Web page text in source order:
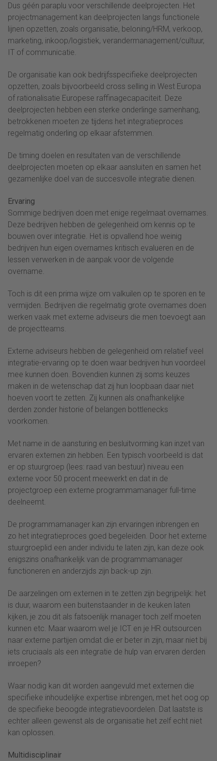
Dus géén paraplu voor verschillende deelprojecten. Het
projectmanagement kan deelprojecten langs functionele
lijnen opzetten, zoals organisatie, beloning/HRM, verkoop,
marketing, inkoop/logistiek, verandermanagement/cultuur,
IT of communicatie.
De organisatie kan ook bedrijfsspecifieke deelprojecten
opzetten, zoals bijvoorbeeld cross selling in West Europa
of rationalisatie Europese raffinagecapaciteit. Deze
deelprojecten hebben een sterke onderlinge samenhang,
betrokkenen moeten ze tijdens het integratieproces
regelmatig onderling op elkaar afstemmen.
De timing doelen en resultaten van de verschillende
deelprojecten moeten op elkaar aansluiten en samen het
gezamenlijke doel van de succesvolle integratie dienen.
Ervaring
Sommige bedrijven doen met enige regelmaat overnames.
Deze bedrijven hebben de gelegenheid om kennis op te
bouwen over integratie. Het is opvallend hoe weinig
bedrijven hun eigen overnames kritisch evalueren en de
lessen verwerken in de aanpak voor de volgende
overname.
Toch is dit een prima wijze om valkuilen op te sporen en te
vermijden. Bedrijven die regelmatig grote overnames doen
werken vaak met externe adviseurs die men toevoegt aan
de projectteams.
Externe adviseurs hebben de gelegenheid om relatief veel
integratie-ervaring op te doen waar bedrijven hun voordeel
mee kunnen doen. Bovendien kunnen zij soms keuzes
maken in de wetenschap dat zij hun loopbaan daar niet
hoeven voort te zetten. Zij kunnen als onafhankelijke
derden zonder historie of belangen bottlenecks
voorkomen.
Met name in de aansturing en besluitvorming kan inzet van
ervaren externen zin hebben. Een typisch voorbeeld is dat
er op stuurgroep (lees: raad van bestuur) niveau een
externe voor 50 procent meewerkt en dat in de
projectgroep een externe programmamanager full-time
deelneemt.
De programmamanager kan zijn ervaringen inbrengen en
zo het integratieproces goed begeleiden. Door het externe
stuurgroeplid een ander individu te laten zijn, kan deze ook
enigszins onafhankelijk van de programmamanager
functioneren en anderzijds zijn back-up zijn.
De aarzelingen om externen in te zetten zijn begrijpelijk: het
is duur, waarom een buitenstaander in de keuken laten
kijken, je zou dit als fatsoenlijk manager toch zelf moeten
kunnen etc. Maar waarom wel je ICT en je HR outsourcen
naar externe partijen omdat die er beter in zijn, maar niet bij
iets cruciaals als een integratie de hulp van ervaren derden
inroepen?
Waar nodig kan dit worden aangevuld met externen die
specifieke inhoudelijke expertise inbrengen, met het oog op
de specifieke beoogde integratievoordelen. Dat laatste is
echter alleen gewenst als de organisatie het zelf echt niet
kan oplossen.
Multidisciplinair